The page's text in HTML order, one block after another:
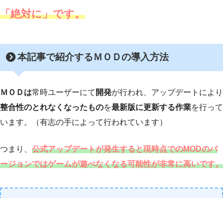
「絶対に」です。
本記事で紹介するＭＯＤの導入方法
ＭＯＤは常時ユーザーにて 開発が行われ、アップデートにより
整合性のとれなくなったものを最新版に更新する作業を行って
います。（有志の手によって行われています）
つまり、 公式アップデートが発生すると現時点でのMODのバ
ージョンではゲームが遊べなくなる可能性が非常に高いです。